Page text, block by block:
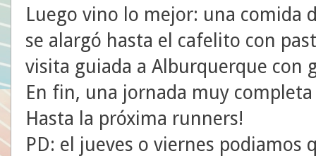
Luego vino lo mejor: una comida
se alargó hasta el cafelito con
visita guiada a Alburquerque con
En fin, una jornada muy
Hasta la próxima runners!
PD: el jueves o viernes podiamos